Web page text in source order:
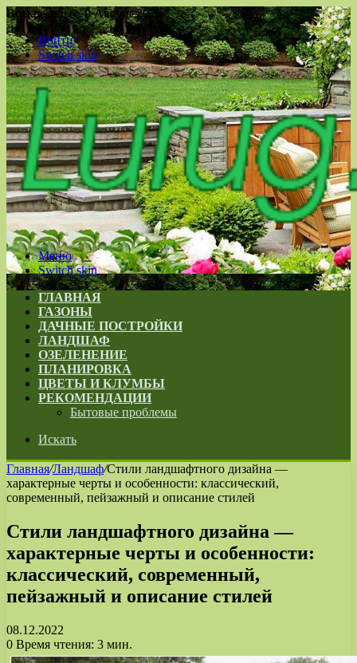
Воскресенье , 9 Август 2026
Войти
Switch skin
Меню
Switch skin
ГЛАВНАЯ
ГАЗОНЫ
ДАЧНЫЕ ПОСТРОЙКИ
ЛАНДШАФ
ОЗЕЛЕНЕНИЕ
ПЛАНИРОВКА
ЦВЕТЫ И КЛУМБЫ
РЕКОМЕНДАЦИИ
Бытовые проблемы
Искать
Главная/Ландшаф/Стили ландшафтного дизайна —
характерные черты и особенности: классический,
современный, пейзажный и описание стилей
Стили ландшафтного дизайна —
характерные черты и особенности:
классический, современный,
пейзажный и описание стилей
08.12.2022
0 Время чтения: 3 мин.